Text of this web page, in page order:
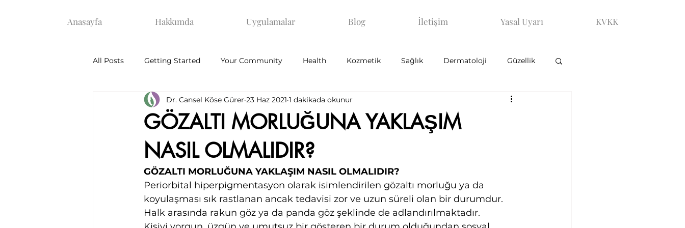
Anasayfa Hakkımda Uygulamalar Blog İletişim Yasal Uyarı KVKK
All Posts Getting Started Your Community Health Kozmetik Sağlık Dermatoloji Güzellik
menopoz cilt sağlığı
GÖZALTI MORLUĞUNA YAKLAŞIM
NASIL OLMALIDIR?
Dr. Cansel Köse Gürer 23 Haz 2021 1 dakikada okunur
GÖZALTI MORLUĞUNA YAKLAŞIM NASIL OLMALIDIR?
Periorbital hiperpigmentasyon olarak isimlendirilen gözaltı morluğu ya da
koyulaşması sık rastlanan ancak tedavisi zor ve uzun süreli olan bir durumdur.
Halk arasında rakun göz ya da panda göz şeklinde de adlandırılmaktadır.